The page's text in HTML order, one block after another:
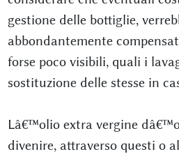
gestione delle bottiglie,
abbondantemente
forse poco visibili, quali i
sostituzione delle stesse in
Lâ€™olio extra vergine
divenire, attraverso questi o